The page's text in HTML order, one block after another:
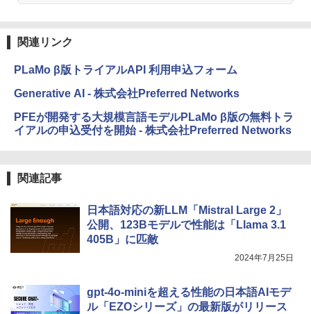
関連リンク
PLaMo β版トライアルAPI 利用申込フォーム
Generative AI - 株式会社Preferred Networks
PFEが開発する大規模言語モデルPLaMo β版の無料トラ
イアルの申込受付を開始 - 株式会社Preferred Networks
関連記事
日本語対応の新LLM「Mistral Large 2」
公開、123Bモデルで性能は「Llama 3.1
405B」に匹敵
2024年7月25日
gpt-4o-miniを超える性能の日本語AIモデ
ル「EZOシリーズ」の最新版がリリース